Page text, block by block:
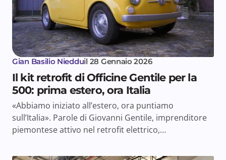
Gian Basilio Niedduil 28 Gennaio 2026
Il kit retrofit di Officine Gentile per la
500: prima estero, ora Italia
«Abbiamo iniziato all’estero, ora puntiamo
sull’Italia». Parole di Giovanni Gentile, imprenditore
piemontese attivo nel retrofit elettrico,…